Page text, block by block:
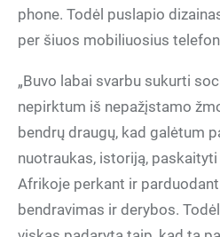
phone. Todėl puslapio
per šiuos mobiliuosius
„Buvo labai svarbu sukurti
nepirktum iš nepažįstamo
bendrų draugų, kad galėtum
nuotraukas, istoriją,
Afrikoje perkant ir
bendravimas ir derybos.